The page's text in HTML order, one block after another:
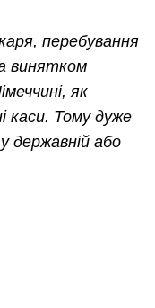
перебування
винятком
як
каси. Тому дуже
державній або